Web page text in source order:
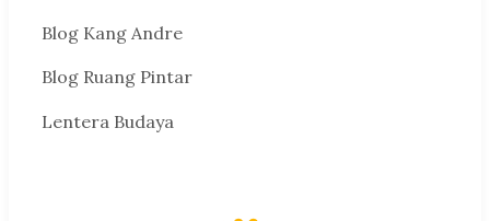
Blog Kang Andre
Blog Ruang Pintar
Lentera Budaya